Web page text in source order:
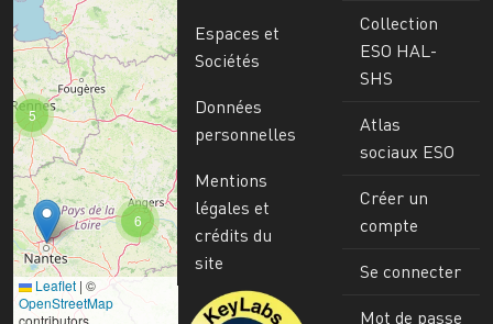
6
5
Leaflet | ©
OpenStreetMap
Espaces et
Sociétés
Données
personnelles
Mentions
légales et
crédits du
site
Image
Collection
ESO HAL-
SHS
Atlas
sociaux ESO
Créer un
compte
Se connecter
Mot de passe